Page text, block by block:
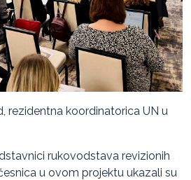
rezidentna koordinatorica UN u
rukovodstava revizionih
u ovom projektu ukazali su